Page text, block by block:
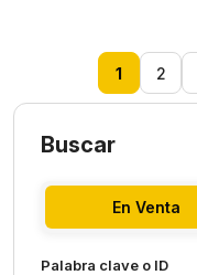
1 2
Buscar
En Venta
Palabra clave o ID